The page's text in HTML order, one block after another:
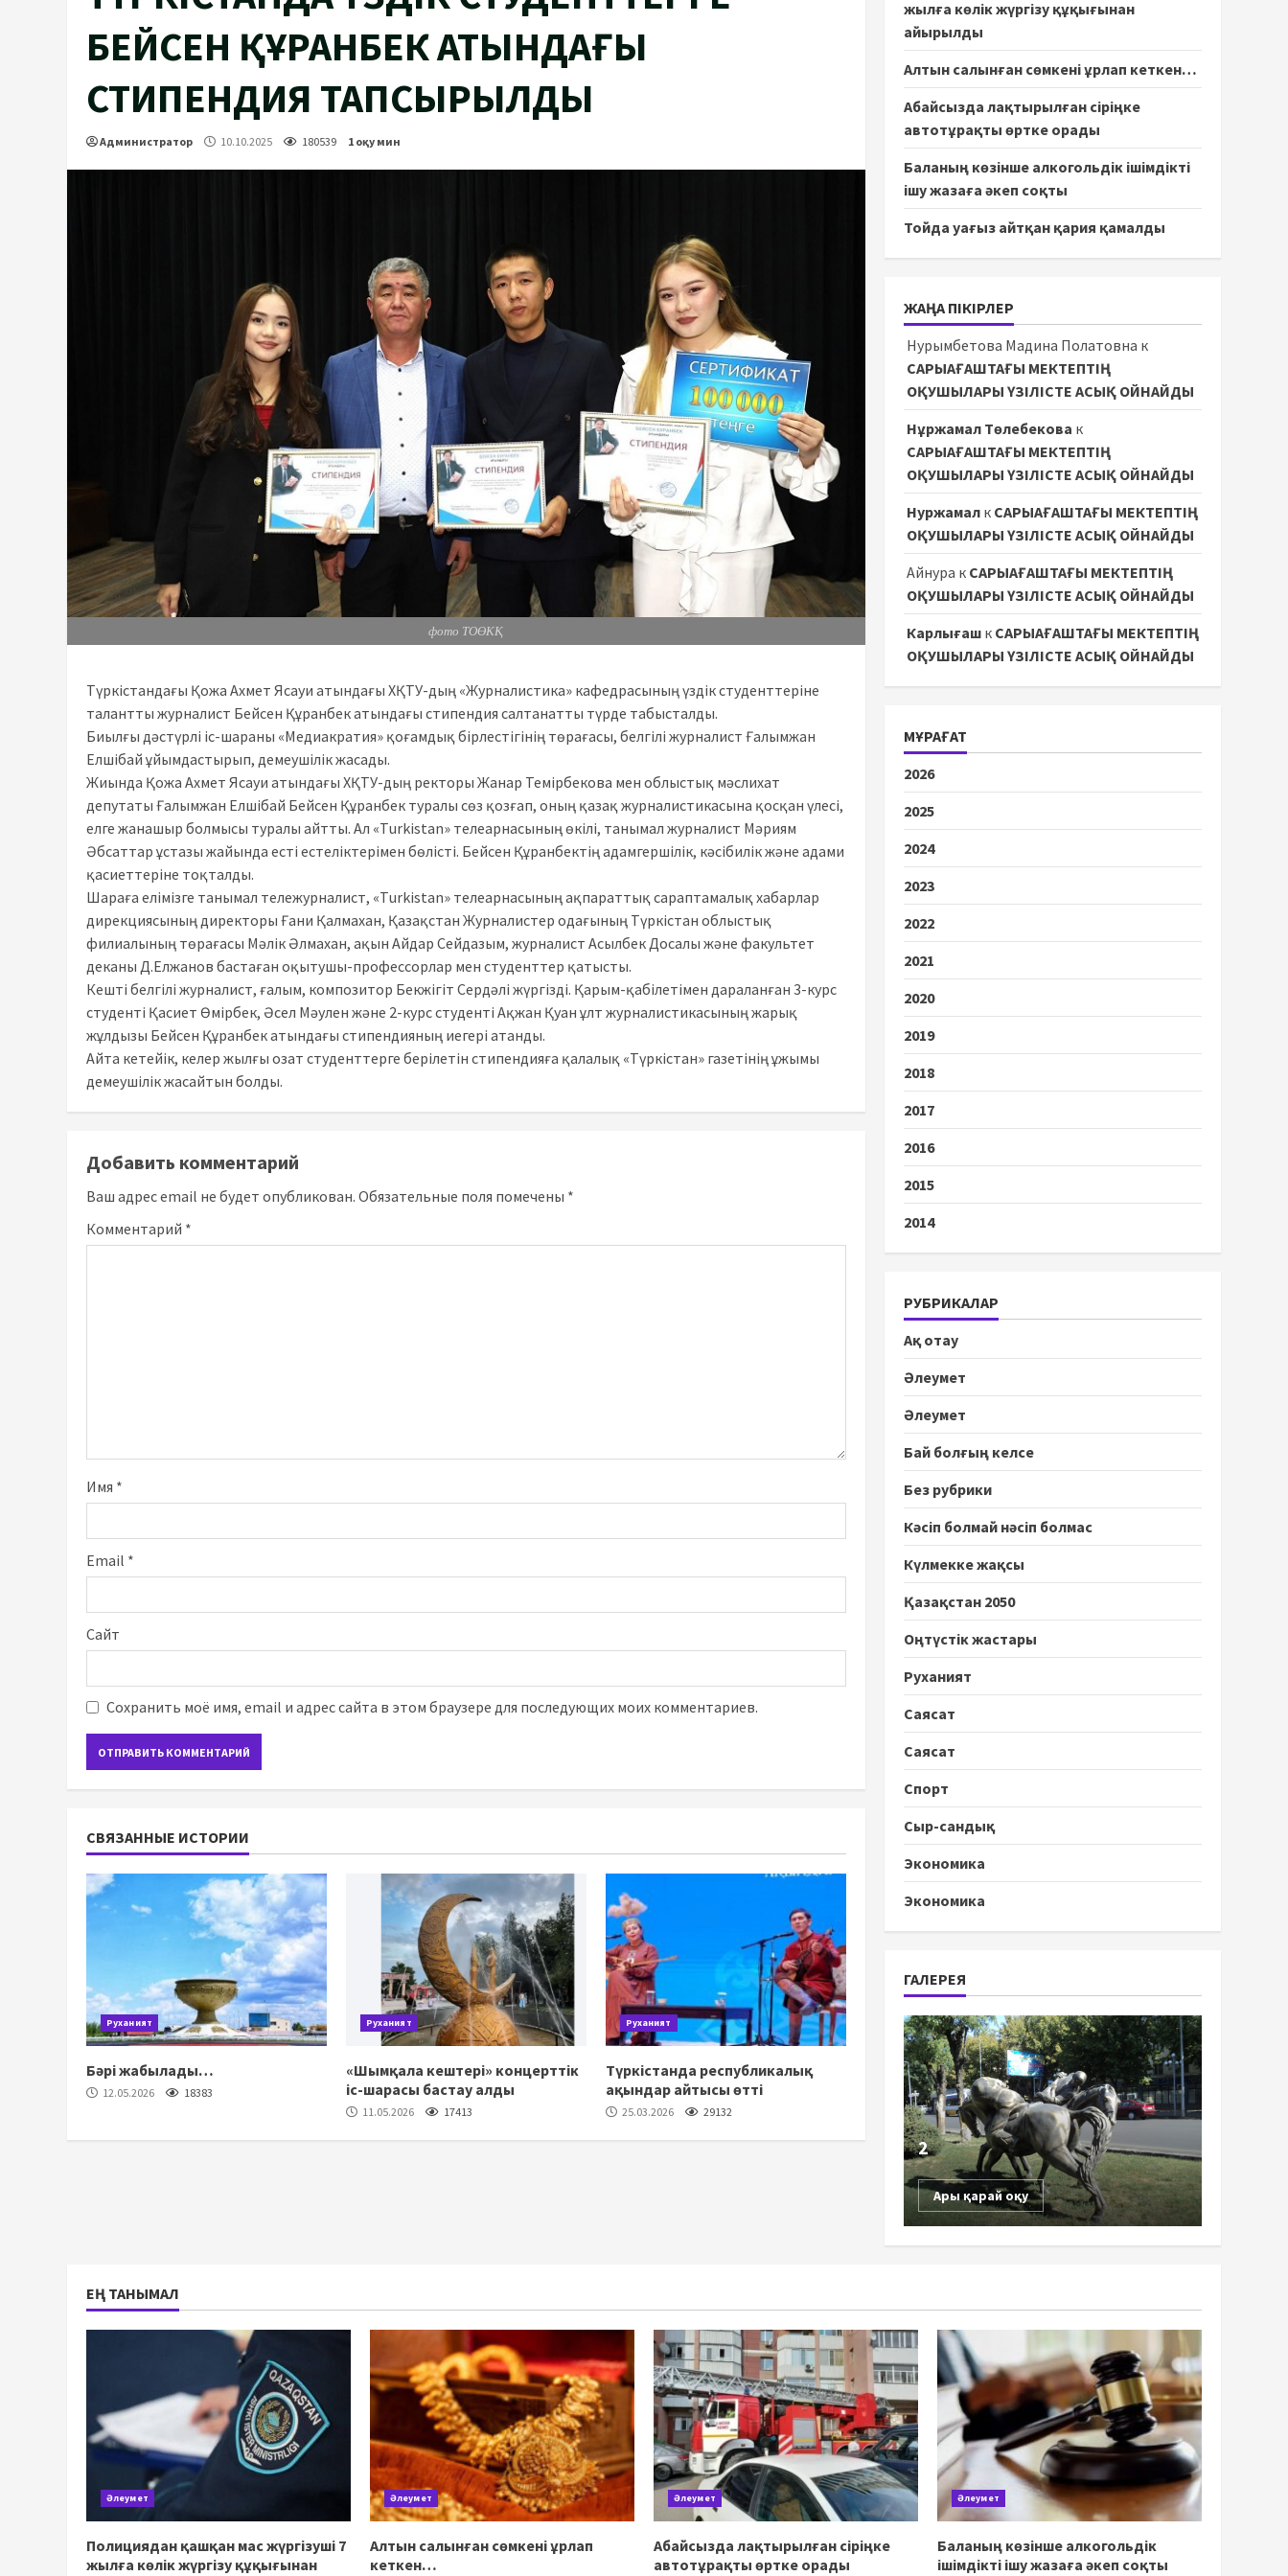
БЕЙСЕН ҚҰРАНБЕК АТЫНДАҒЫ
СТИПЕНДИЯ ТАПСЫРЫЛДЫ
Администратор 10.10.2025 180539 1 оқу мин
фото ТОӨКҚ
Түркістандағы Қожа Ахмет Ясауи атындағы ХҚТУ-дың «Журналистика» кафедрасының үздік студенттеріне
талантты журналист Бейсен Құранбек атындағы стипендия салтанатты түрде табысталды.
Биылғы дәстүрлі іс-шараны «Медиакратия» қоғамдық бірлестігінің төрағасы, белгілі журналист Ғалымжан
Елшібай ұйымдастырып, демеушілік жасады.
Жиында Қожа Ахмет Ясауи атындағы ХҚТУ-дың ректоры Жанар Темірбекова мен облыстық мәслихат
депутаты Ғалымжан Елшібай Бейсен Құранбек туралы сөз қозғап, оның қазақ журналистикасына қосқан үлесі,
елге жанашыр болмысы туралы айтты. Ал «Тurkistan» телеарнасының өкілі, танымал журналист Мәриям
Әбсаттар ұстазы жайында есті естеліктерімен бөлісті. Бейсен Құранбектің адамгершілік, кәсібилік және адами
қасиеттеріне тоқталды.
Шараға елімізге танымал тележурналист, «Тurkistan» телеарнасының ақпараттық сараптамалық хабарлар
дирекциясының директоры Ғани Қалмахан, Қазақстан Журналистер одағының Түркістан облыстық
филиалының төрағасы Мәлік Әлмахан, ақын Айдар Сейдазым, журналист Асылбек Досалы және факультет
деканы Д.Елжанов бастаған оқытушы-профессорлар мен студенттер қатысты.
Кешті белгілі журналист, ғалым, композитор Бекжігіт Сердәлі жүргізді. Қарым-қабілетімен дараланған 3-курс
студенті Қасиет Өмірбек, Әсел Мәулен және 2-курс студенті Ақжан Қуан ұлт журналистикасының жарық
жұлдызы Бейсен Құранбек атындағы стипендияның иегері атанды.
Айта кетейік, келер жылғы озат студенттерге берілетін стипендияға қалалық «Түркістан» газетінің ұжымы
демеушілік жасайтын болды.
Добавить комментарий
Ваш адрес email не будет опубликован. Обязательные поля помечены *
Комментарий *
Имя *
Email *
Сайт
Сохранить моё имя, email и адрес сайта в этом браузере для последующих моих комментариев.
СВЯЗАННЫЕ ИСТОРИИ
Руханият
Бәрі жабылады…
12.05.2026 18383
Руханият
«Шымқала кештері» концерттік
іс-шарасы бастау алды
11.05.2026 17413
Руханият
Түркістанда республикалық
ақындар айтысы өтті
25.03.2026 29132
жылға көлік жүргізу құқығынан
айырылды
Алтын салынған сөмкені ұрлап кеткен…
Абайсызда лақтырылған сіріңке
автотұрақты өртке орады
Баланың көзінше алкогольдік ішімдікті
ішу жазаға әкеп соқты
Тойда уағыз айтқан қария қамалды
ЖАҢА ПІКІРЛЕР
Нурымбетова Мадина Полатовна к
САРЫАҒАШТАҒЫ МЕКТЕПТІҢ
ОҚУШЫЛАРЫ ҮЗІЛІСТЕ АСЫҚ ОЙНАЙДЫ
Нұржамал Төлебекова к
САРЫАҒАШТАҒЫ МЕКТЕПТІҢ
ОҚУШЫЛАРЫ ҮЗІЛІСТЕ АСЫҚ ОЙНАЙДЫ
Нуржамалк САРЫАҒАШТАҒЫ МЕКТЕПТІҢ
ОҚУШЫЛАРЫ ҮЗІЛІСТЕ АСЫҚ ОЙНАЙДЫ
Айнура к САРЫАҒАШТАҒЫ МЕКТЕПТІҢ
ОҚУШЫЛАРЫ ҮЗІЛІСТЕ АСЫҚ ОЙНАЙДЫ
Карлығашк САРЫАҒАШТАҒЫ МЕКТЕПТІҢ
ОҚУШЫЛАРЫ ҮЗІЛІСТЕ АСЫҚ ОЙНАЙДЫ
МҰРАҒАТ
2026
2025
2024
2023
2022
2021
2020
2019
2018
2017
2016
2015
2014
РУБРИКАЛАР
Ақ отау
Әлеумет
Әлеумет
Бай болғың келсе
Без рубрики
Кәсіп болмай нәсіп болмас
Күлмекке жақсы
Қазақстан 2050
Оңтүстік жастары
Руханият
Саясат
Саясат
Спорт
Сыр-сандық
Экономика
Экономика
ГАЛЕРЕЯ
2
Ары қарай оқу
ЕҢ ТАНЫМАЛ
Әлеумет
Полициядан қашқан мас жүргізуші 7
жылға көлік жүргізу құқығынан
Әлеумет
Алтын салынған сөмкені ұрлап
кеткен…
Әлеумет
Абайсызда лақтырылған сіріңке
автотұрақты өртке орады
Әлеумет
Баланың көзінше алкогольдік
ішімдікті ішу жазаға әкеп соқты